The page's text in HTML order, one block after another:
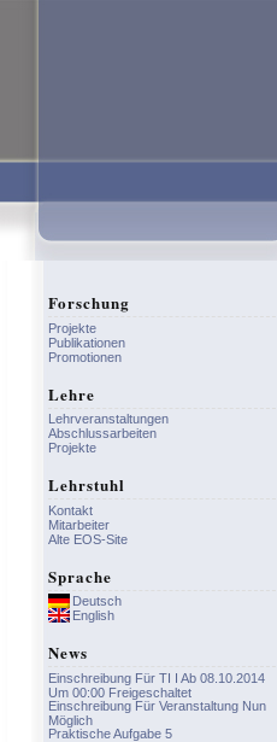
Forschung
Projekte
Publikationen
Promotionen
Lehre
Lehrveranstaltungen
Abschlussarbeiten
Projekte
Lehrstuhl
Kontakt
Mitarbeiter
Alte EOS-Site
Sprache
Deutsch
English
News
Einschreibung Für TI I Ab 08.10.2014
Um 00:00 Freigeschaltet
Einschreibung Für Veranstaltung Nun
Möglich
Praktische Aufgabe 5